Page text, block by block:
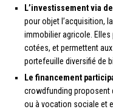
L’investissement via
pour objet l’acquisition,
immobilier agricole.
cotées, et permettent
portefeuille diversifié de
Le financement
crowdfunding proposent
ou à vocation sociale et